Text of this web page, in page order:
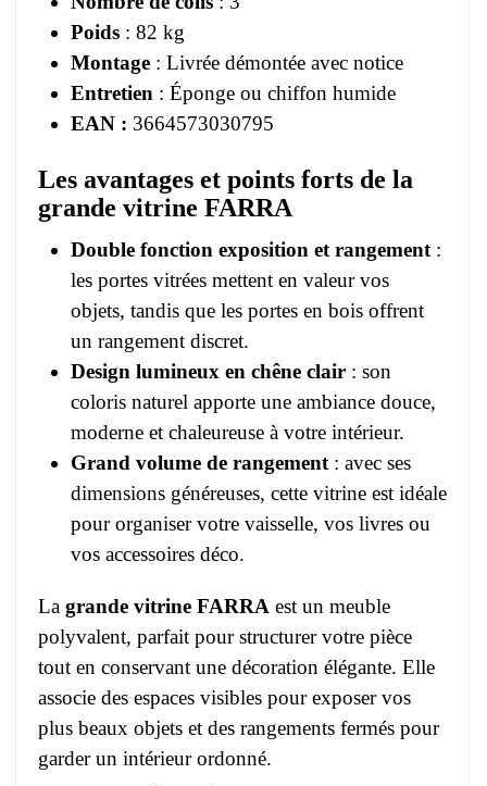
Poids : 82 kg
Montage : Livrée démontée avec notice
Entretien : Éponge ou chiffon humide
EAN : 3664573030795
Les avantages et points forts de la
grande vitrine FARRA
Double fonction exposition et rangement :
les portes vitrées mettent en valeur vos
objets, tandis que les portes en bois offrent
un rangement discret.
Design lumineux en chêne clair : son
coloris naturel apporte une ambiance douce,
moderne et chaleureuse à votre intérieur.
Grand volume de rangement : avec ses
dimensions généreuses, cette vitrine est idéale
pour organiser votre vaisselle, vos livres ou
vos accessoires déco.
La grande vitrine FARRA est un meuble
polyvalent, parfait pour structurer votre pièce
tout en conservant une décoration élégante. Elle
associe des espaces visibles pour exposer vos
plus beaux objets et des rangements fermés pour
garder un intérieur ordonné.